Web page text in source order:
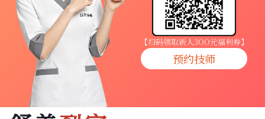
养生按摩
技师入驻
商家入驻
代理入驻
【扫码领取新人3OO元福利券】
预约技师